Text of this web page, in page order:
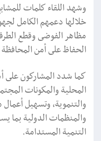
وشهد اللقاء كلمات
خلالها دعمهم الكامل
مظاهر الفوضى وقطع
الحفاظ على أمن
كما شدد المشاركون على
المحلية والمكونات
والتنموية، وتسهيل
والمنظمات الدولية
التنمية المستدامة.